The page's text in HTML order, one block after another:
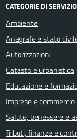
CATEGORIE DI SERVIZIO
Ambiente
Anagrafe e stato
Autorizzazioni
Catasto e urbanistica
Educazione e
Imprese e commercio
Salute, benessere e
Tributi, finanze e